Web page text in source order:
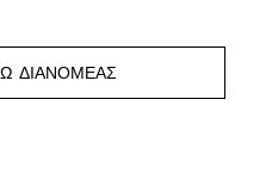
ΔΙΑΝΟΜΈΑΣ